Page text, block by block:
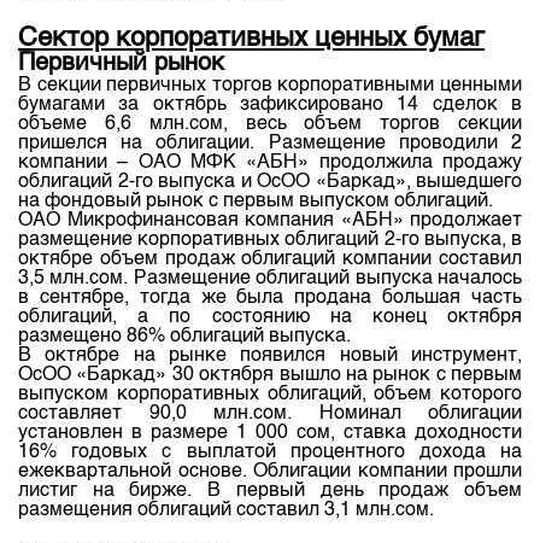
Результаты аукционов по депозитам
Сектор корпоративных ценных бумаг
Первичный рынок
В секции первичных торгов корпоративными ценными
бумагами за октябрь зафиксировано 14 сделок в
объеме 6,6 млн.сом, весь объем торгов секции
пришелся на облигации. Размещение проводили 2
компании – ОАО МФК «АБН» продолжила продажу
облигаций 2-го выпуска и ОсОО «Баркад», вышедшего
на фондовый рынок с первым выпуском облигаций.
ОАО Микрофинансовая компания «АБН» продолжает
размещение корпоративных облигаций 2-го выпуска, в
октябре объем продаж облигаций компании составил
3,5 млн.сом. Размещение облигаций выпуска началось
в сентябре, тогда же была продана большая часть
облигаций, а по состоянию на конец октября
размещено 86% облигаций выпуска.
В октябре на рынке появился новый инструмент,
ОсОО «Баркад» 30 октября вышло на рынок с первым
выпуском корпоративных облигаций, объем которого
составляет 90,0 млн.сом. Номинал облигации
установлен в размере 1 000 сом, ставка доходности
16% годовых с выплатой процентного дохода на
ежеквартальной основе. Облигации компании прошли
листиг на бирже. В первый день продаж объем
размещения облигаций составил 3,1 млн.сом.